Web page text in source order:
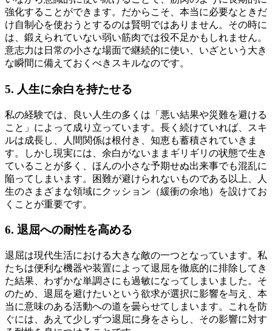
強化することができます。だからこそ、本当に必要なときだ
け自制心を使おうとするのは賢明ではありません。その時に
は、鍛えられていない弱い筋肉では役不足かもしれません。
意志力は日常の小さな場面で継続的に使い、いざという大き
な瞬間に備えておくべきスキルなのです。
5. 人生に余白を持たせる
私の経験では、良い人生の多くは「悪い結果や災難を避ける
こと」によって成り立っています。長く続けていれば、スキ
ルは成長し、人間関係は根付き、知恵も蓄積されていきま
す。しかし現実には、余白がないままギリギリの状態で生き
ていることが多く、ほんの小さな予期せぬ出来事でも混乱に
陥ってしまいます。困難が避けられないものである以上、人
生のさまざまな領域にクッション（緩衝の余地）を設けてお
くことが重要です。
6. 退屈への耐性を高める
退屈は現代生活における大きな敵の一つとなっています。私
たちは便利な機器や装置によって退屈を徹底的に排除してき
た結果、わずかな単調さにも過敏になってしまいました。そ
のため、退屈を避けたいという欲求が選択に影響を与え、本
当に意味のある活動への道を曇らせてしまいます。これを防
ぐには、あえて少しずつ退屈に身をさらし、その影響に対す